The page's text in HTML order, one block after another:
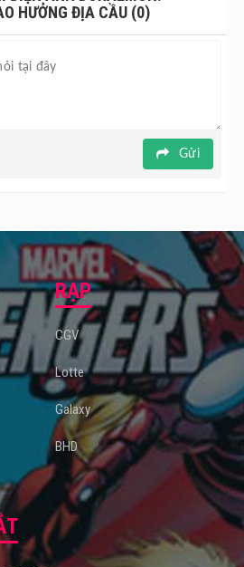
nhạc.
tạirạp chiếu phim
HƯỞNG ĐỊA CẦU (0)
Gửi
RẠP
CGV
Lotte
Galaxy
BHD